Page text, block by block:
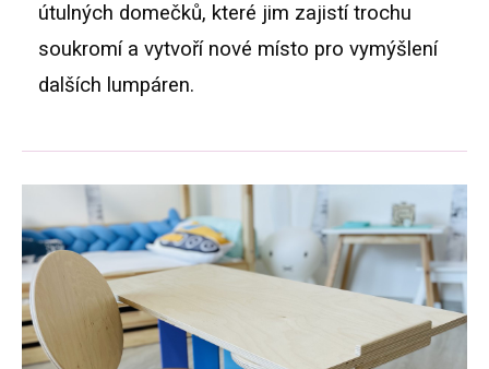
útulných domečků, které jim zajistí trochu
soukromí a vytvoří nové místo pro vymýšlení
dalších lumpáren.